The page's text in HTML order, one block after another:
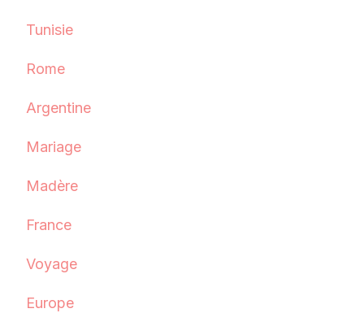
Tunisie
Rome
Argentine
Mariage
Madère
France
Voyage
Europe